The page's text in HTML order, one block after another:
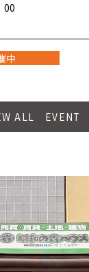
00
中
ALL EVENT